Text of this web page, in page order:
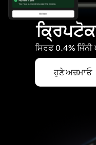
ਸਿਰਫ 0.4%
ਹੁਣੇ ਅਜ਼ਮਾਓ